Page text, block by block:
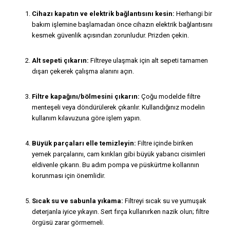
Cihazı kapatın ve elektrik bağlantısını kesin: Herhangi bir
bakım işlemine başlamadan önce cihazın elektrik bağlantısını
kesmek güvenlik açısından zorunludur. Prizden çekin.
Alt sepeti çıkarın: Filtreye ulaşmak için alt sepeti tamamen
dışarı çekerek çalışma alanını açın.
Filtre kapağını/bölmesini çıkarın: Çoğu modelde filtre
menteşeli veya döndürülerek çıkarılır. Kullandığınız modelin
kullanım kılavuzuna göre işlem yapın.
Büyük parçaları elle temizleyin: Filtre içinde biriken
yemek parçalarını, cam kırıkları gibi büyük yabancı cisimleri
eldivenle çıkarın. Bu adım pompa ve püskürtme kollarının
korunması için önemlidir.
Sıcak su ve sabunla yıkama: Filtreyi sıcak su ve yumuşak
deterjanla iyice yıkayın. Sert fırça kullanırken nazik olun; filtre
örgüsü zarar görmemeli.